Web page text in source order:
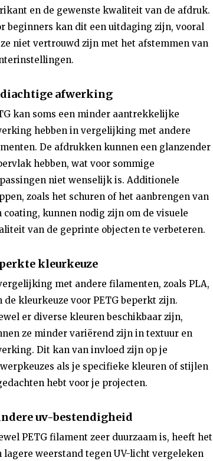
en de gewenste kwaliteit van de afdruk.
beginners kan dit een uitdaging zijn, vooral
niet vertrouwd zijn met het afstemmen van
afwerking
kan soms een minder aantrekkelijke
hebben in vergelijking met andere
De afdrukken kunnen een glanzender
hebben, wat voor sommige
niet wenselijk is. Additionele
zoals het schuren of het aanbrengen van
coating, kunnen nodig zijn om de visuele
van de geprinte objecten te verbeteren.
kleurkeuze
met andere filamenten, zoals PLA,
de kleurkeuze voor PETG beperkt zijn.
er diverse kleuren beschikbaar zijn,
ze minder variërend zijn in textuur en
Dit kan van invloed zijn op je
als je specifieke kleuren of stijlen
hebt voor je projecten.
uv-bestendigheid
PETG filament zeer duurzaam is, heeft het
lagere weerstand tegen UV-licht vergeleken